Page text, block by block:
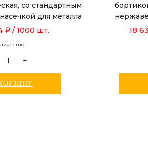
со стандартным
для металла
0,5 до 3,0 мм, длиной
₽ / 1000 шт.
+
18